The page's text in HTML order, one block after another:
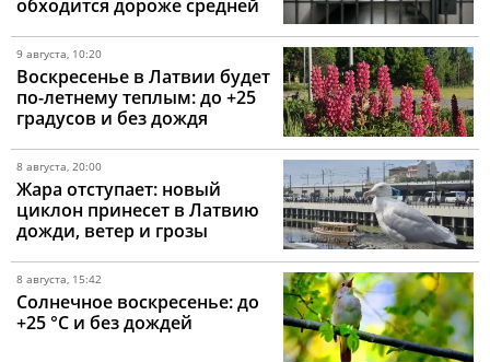
обходится дороже средней
9 августа, 10:20
Воскресенье в Латвии будет
по-летнему теплым: до +25
градусов и без дождя
8 августа, 20:00
Жара отступает: новый
циклон принесет в Латвию
дожди, ветер и грозы
8 августа, 15:42
Солнечное воскресенье: до
+25 °C и без дождей